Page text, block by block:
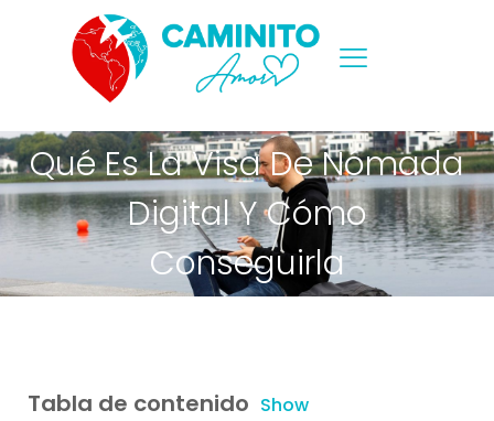
Qué Es La Visa De Nómada
Digital Y Cómo
Conseguirla
Tabla de contenido Show